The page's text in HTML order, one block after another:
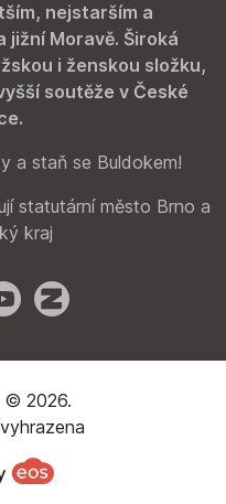
nejstarším a
jižní Moravě. Široká
i ženskou složku,
soutěže v České
a staň se Buldokem!
statutární město Brno a
kraj
Zonerama
© 2026.